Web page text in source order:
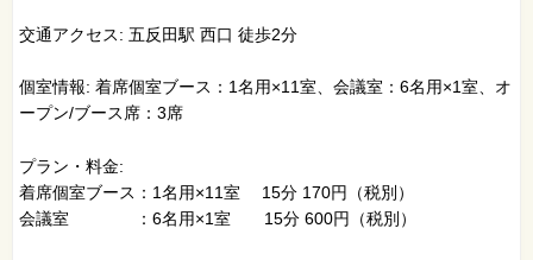
交通アクセス: 五反田駅 西口 徒歩2分
個室情報: 着席個室ブース：1名用×11室、会議室：6名用×1室、オ
ープン/ブース席：3席
プラン・料金:
着席個室ブース：1名用×11室 15分 170円（税別）
会議室 ：6名用×1室 15分 600円（税別）